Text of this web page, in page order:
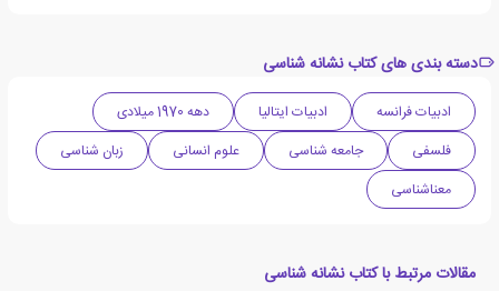
دسته بندی های کتاب نشانه شناسی
ادبیات فرانسه ادبیات ایتالیا
دهه 1970 میلادی
فلسفی
جامعه شناسی علوم انسانی
زبان شناسی
معناشناسی
مقالات مرتبط با کتاب نشانه شناسی